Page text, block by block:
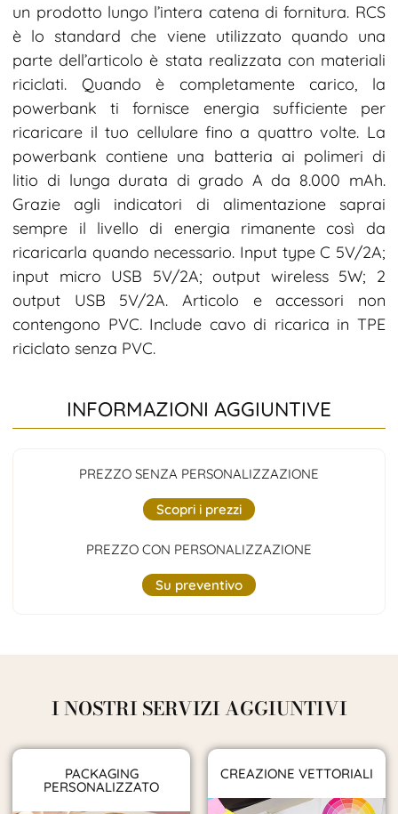
un prodotto lungo l’intera catena di fornitura. RCS
è lo standard che viene utilizzato quando una
parte dell’articolo è stata realizzata con materiali
riciclati. Quando è completamente carico, la
powerbank ti fornisce energia sufficiente per
ricaricare il tuo cellulare fino a quattro volte. La
powerbank contiene una batteria ai polimeri di
litio di lunga durata di grado A da 8.000 mAh.
Grazie agli indicatori di alimentazione saprai
sempre il livello di energia rimanente così da
ricaricarla quando necessario. Input type C 5V/2A;
input micro USB 5V/2A; output wireless 5W; 2
output USB 5V/2A. Articolo e accessori non
contengono PVC. Include cavo di ricarica in TPE
riciclato senza PVC.
INFORMAZIONI AGGIUNTIVE
PREZZO SENZA PERSONALIZZAZIONE
Scopri i prezzi
PREZZO CON PERSONALIZZAZIONE
Su preventivo
I NOSTRI SERVIZI AGGIUNTIVI
PACKAGING
PERSONALIZZATO
CREAZIONE VETTORIALI